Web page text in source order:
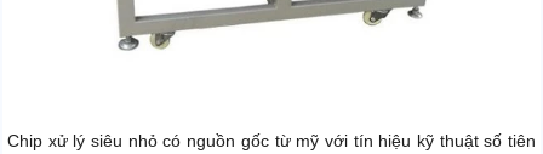
Chip xử lý siêu nhỏ có nguồn gốc từ mỹ với tín hiệu kỹ thuật số tiên